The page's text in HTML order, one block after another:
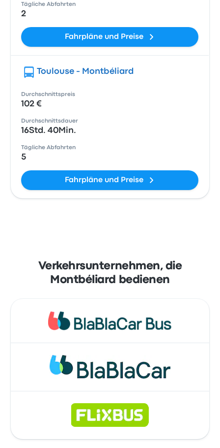
Tägliche Abfahrten
2
Fahrpläne und Preise
Toulouse - Montbéliard
Durchschnittspreis
102 €
Durchschnittsdauer
16Std. 40Min.
Tägliche Abfahrten
5
Fahrpläne und Preise
Verkehrsunternehmen, die
Montbéliard bedienen